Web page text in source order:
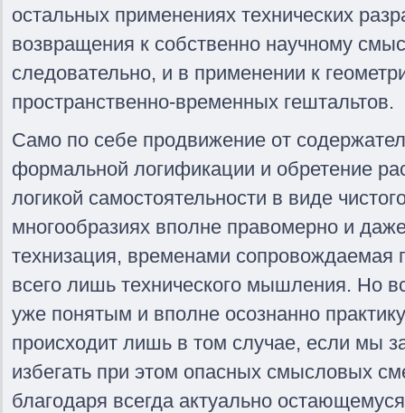
остальных применениях технических
возвращения к собственно научному
следовательно, и в применении к
пространственно-временных гештальтов.
Само по себе продвижение от
формальной логификации и обретение
логикой самостоятельности в виде
многообразиях вполне правомерно и
технизация, временами
всего лишь технического мышления. Но
уже понятым и вполне осознанно
происходит лишь в том случае, если мы
избегать при этом опасных смысловых
благодаря всегда актуально